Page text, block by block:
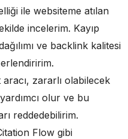
ile websiteme atılan
incelerim. Kayıp
ve backlink kalitesi
zararlı olabilecek
olur ve bu
reddedebilirim.
Flow gibi